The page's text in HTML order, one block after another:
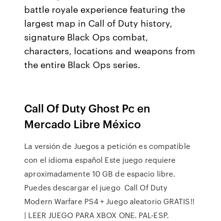
battle royale experience featuring the
largest map in Call of Duty history,
signature Black Ops combat,
characters, locations and weapons from
the entire Black Ops series.
Call Of Duty Ghost Pc en
Mercado Libre México
La versión de Juegos a petición es compatible
con el idioma español Este juego requiere
aproximadamente 10 GB de espacio libre.
Puedes descargar el juego Call Of Duty
Modern Warfare PS4 + Juego aleatorio GRATIS!!
| LEER JUEGO PARA XBOX ONE. PAL-ESP.